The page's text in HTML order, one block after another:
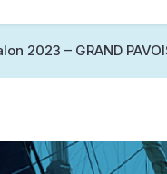
2023 – GRAND